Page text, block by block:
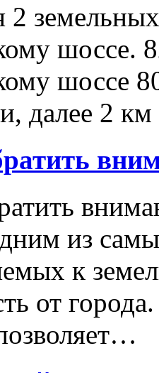
2
шоссе
далее 2
из
к
от